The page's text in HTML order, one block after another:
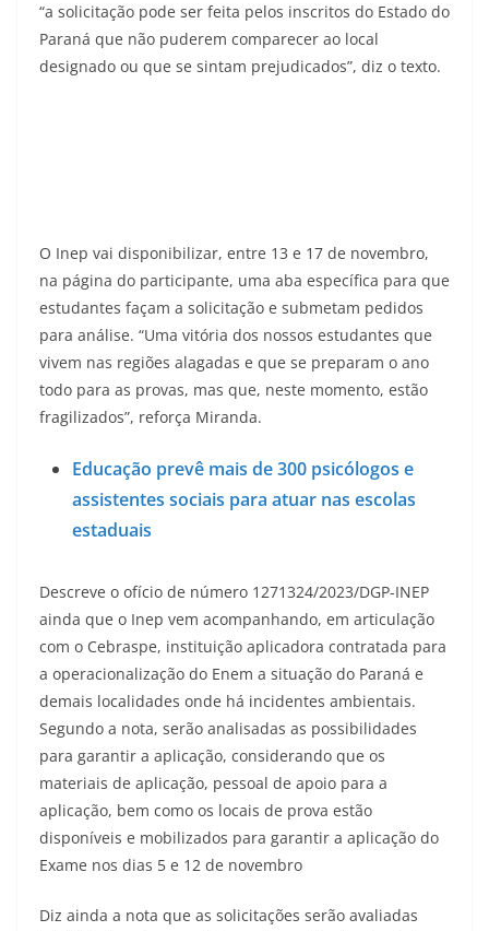
“a solicitação pode ser feita pelos inscritos do Estado do
Paraná que não puderem comparecer ao local
designado ou que se sintam prejudicados”, diz o texto.
O Inep vai disponibilizar, entre 13 e 17 de novembro,
na página do participante, uma aba específica para que
estudantes façam a solicitação e submetam pedidos
para análise. “Uma vitória dos nossos estudantes que
vivem nas regiões alagadas e que se preparam o ano
todo para as provas, mas que, neste momento, estão
fragilizados”, reforça Miranda.
Educação prevê mais de 300 psicólogos e
assistentes sociais para atuar nas escolas
estaduais
Descreve o ofício de número 1271324/2023/DGP-INEP
ainda que o Inep vem acompanhando, em articulação
com o Cebraspe, instituição aplicadora contratada para
a operacionalização do Enem a situação do Paraná e
demais localidades onde há incidentes ambientais.
Segundo a nota, serão analisadas as possibilidades
para garantir a aplicação, considerando que os
materiais de aplicação, pessoal de apoio para a
aplicação, bem como os locais de prova estão
disponíveis e mobilizados para garantir a aplicação do
Exame nos dias 5 e 12 de novembro
Diz ainda a nota que as solicitações serão avaliadas